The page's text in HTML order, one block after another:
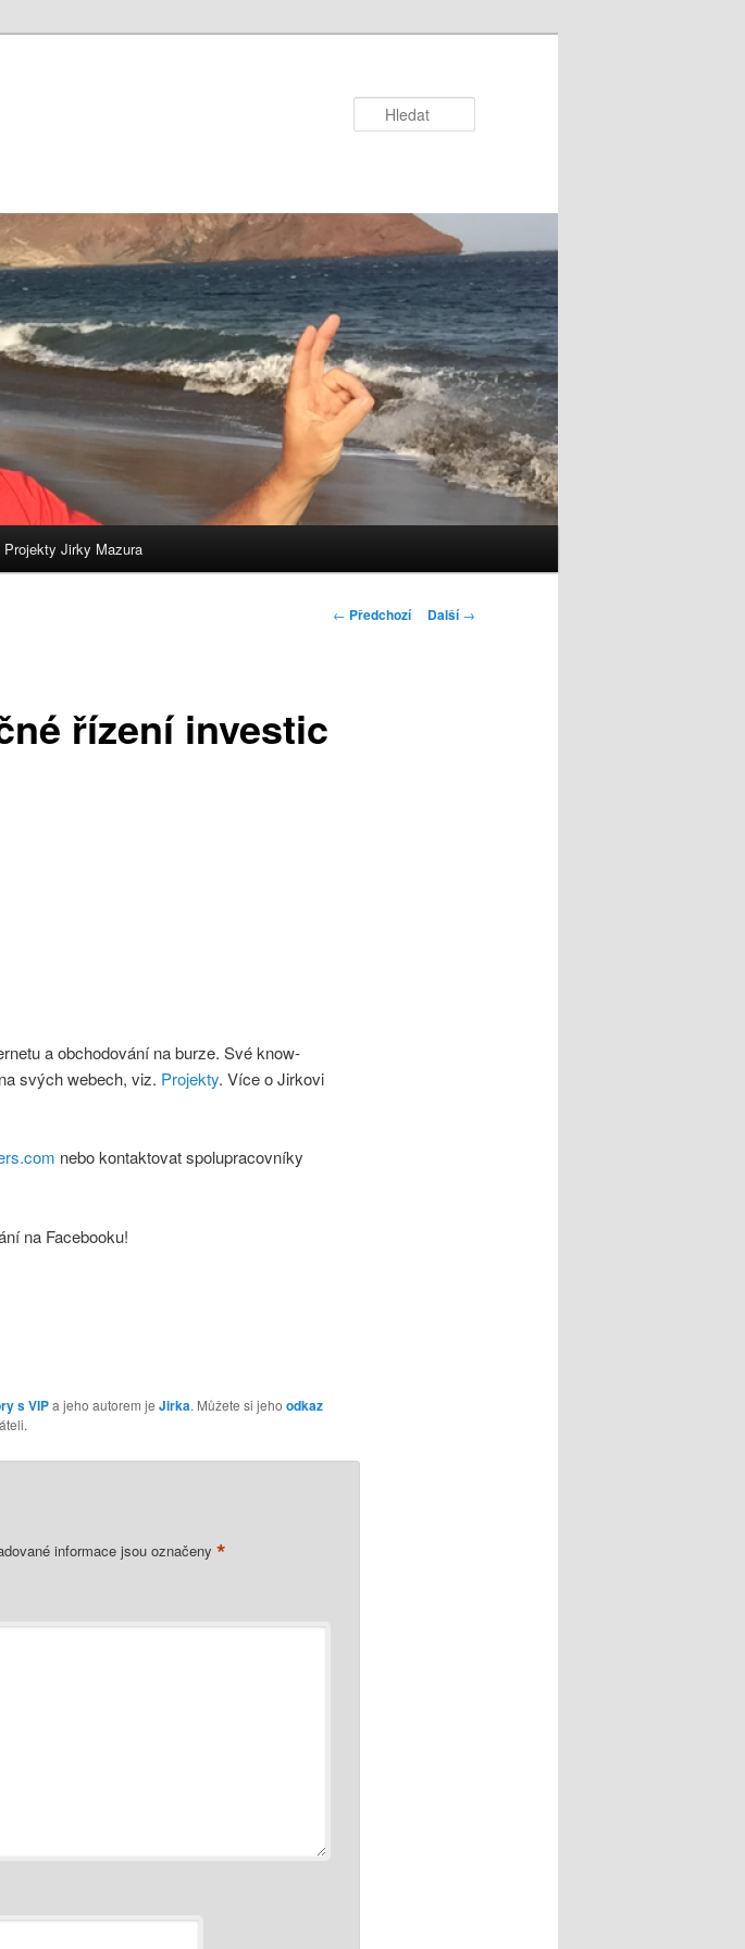
Projekty Jirky Mazura
Navigace
← Předchozí Další→
řízení investic
a obchodování na burze. Své know-
svých webech, viz. Projekty. Více o Jirkovi
nebo kontaktovat spolupracovníky
na Facebooku!
s VIPa jeho autorem je Jirka. Můžete si jeho odkaz
informace jsou označeny *